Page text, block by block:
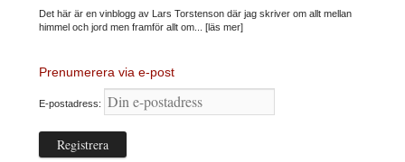
Det här är en vinblogg av Lars Torstenson där jag skriver om allt mellan
himmel och jord men framför allt om... [läs mer]
Prenumerera via e-post
E-postadress: